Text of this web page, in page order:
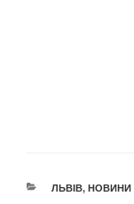
КАТЕГОРІЇ
ЛЬВІВ, НОВИНИ